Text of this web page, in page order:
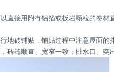
接用附有铝箔或板岩颗粒的卷材
地砖铺贴，铺贴过程中注意屋面
缝顺直、宽窄一致；排水口、突